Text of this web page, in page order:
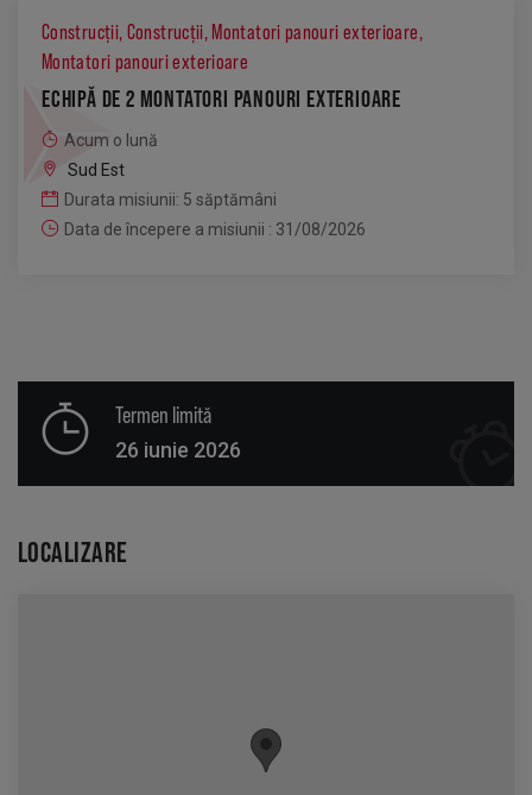
Construcții, Construcții, Montatori panouri exterioare,
Montatori panouri exterioare
ECHIPĂ DE 2 MONTATORI PANOURI EXTERIOARE
Acum o lună
Sud Est
Durata misiunii: 5 săptămâni
Data de începere a misiunii : 31/08/2026
Termen limită
26 iunie 2026
LOCALIZARE